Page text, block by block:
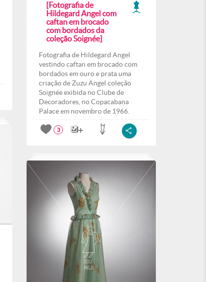
[Fotografia de
Hildegard Angel com
caftan em brocado
com bordados da
coleção Soignée]
Fotografia de Hildegard Angel
vestindo caftan em brocado com
bordados em ouro e prata uma
criação de Zuzu Angel coleção
Soignée exibida no Clube de
Decoradores, no Copacabana
Palace em novembro de 1966.
3